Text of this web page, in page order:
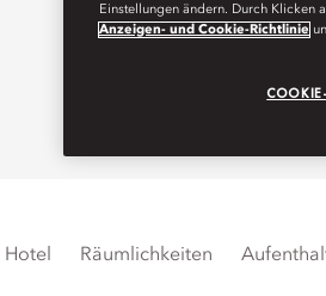
Hotel Räumlichkeiten
Einstellungen ändern. Durch Klicken
Anzeigen- und Cookie-Richtlinie